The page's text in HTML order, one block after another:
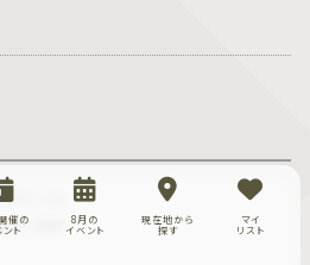
月13日
地」催事
催の
ト
8月の
イベント
現在地から
探す
マイ
リスト